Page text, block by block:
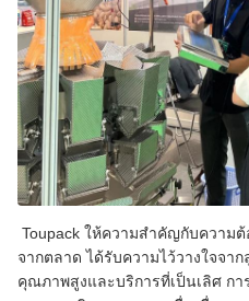
Toupack ให้ความสำคัญกับความ
จากตลาด ได้รับความไว้วางใจจา
คุณภาพสูงและบริการที่เป็นเลิศ ก